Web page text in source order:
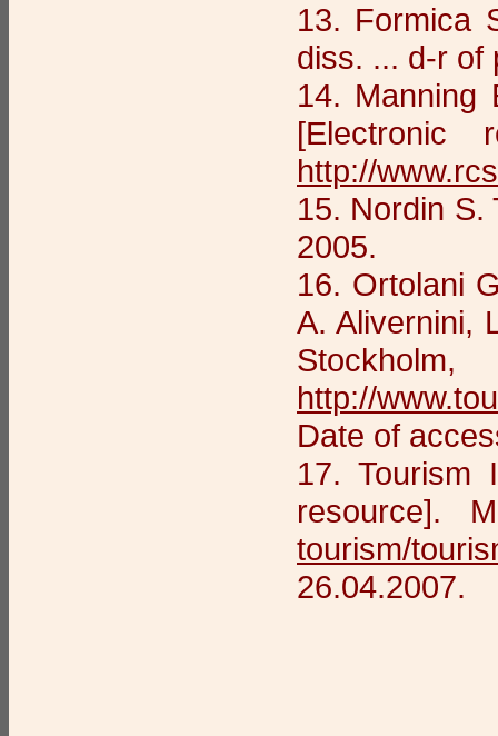
13. Formica
diss. ... d-r of
14. Manning
[Electronic
http://
15. Nordin S.
2005.
16. Ortolani
A. Alivernini,
http://
Date of
17. Tourism
resource].
tourism/
26.04.2007.